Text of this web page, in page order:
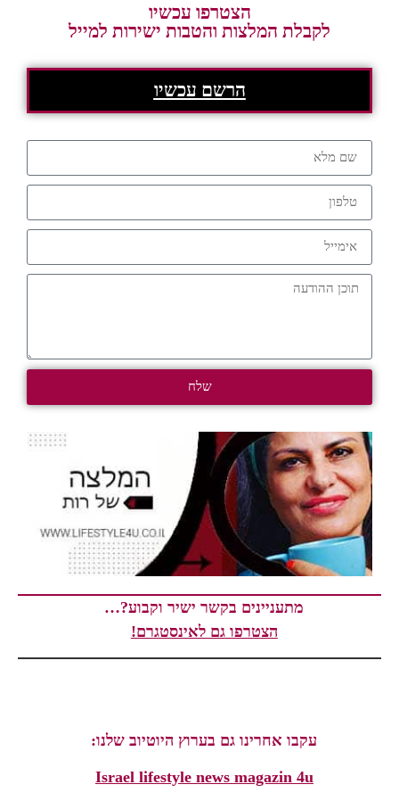
הצטרפו עכשיו
לקבלת המלצות והטבות ישירות למייל
הרשם עכשיו
שלח
מתעניינים בקשר ישיר וקבוע?…
הצטרפו גם לאינסטגרם!
עקבו אחרינו גם בערוץ היוטיוב שלנו:
Israel lifestyle news magazin 4u